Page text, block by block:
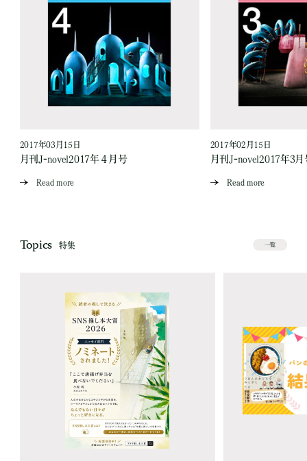
2017年03月15日
月刊J-novel2017年４月号
Read more
2017年02月15日
月刊J-novel2017年3月
Read more
Topics 特集 一覧